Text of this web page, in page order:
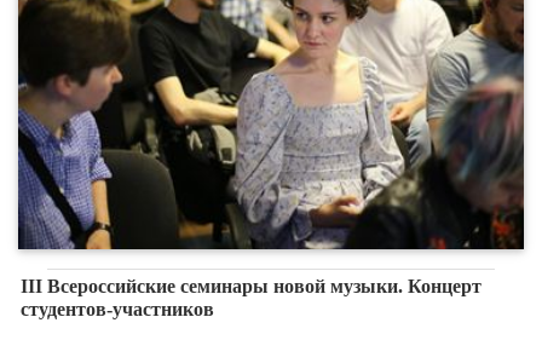
III Всероссийские семинары новой музыки. Концерт
студентов-участников